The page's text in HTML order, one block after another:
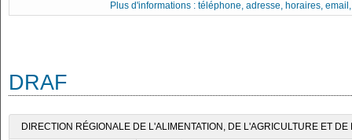
Plus d'informations : téléphone, adresse, horaires,
DRAF
DIRECTION RÉGIONALE DE L'ALIMENTATION, DE L'AGRICULTURE ET